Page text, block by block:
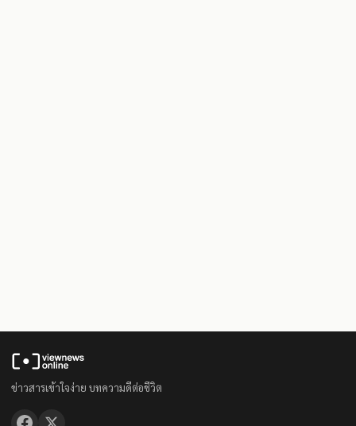
ข่าวสารเข้าใจง่าย บทความดีต่อชีวิต